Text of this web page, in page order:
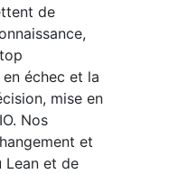
de
échec et la
mise en
Nos
et
Lean et de